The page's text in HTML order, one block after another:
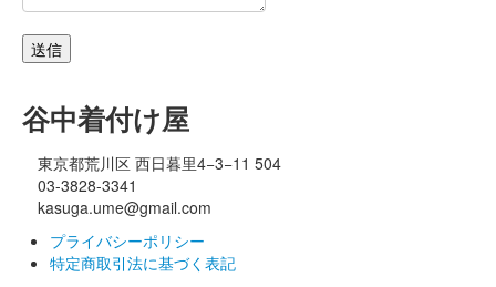
谷中着付け屋
東京都荒川区 西日暮里4−3−11 504
03-3828-3341
kasuga.ume@gmail.com
プライバシーポリシー
特定商取引法に基づく表記